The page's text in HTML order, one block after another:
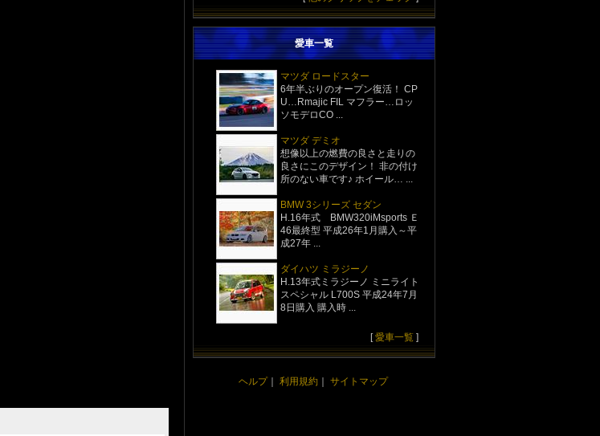
愛車一覧
マツダ ロードスター
6年半ぶりのオープン復活！ CP
U…Rmajic FIL マフラー…ロッ
ソモデロCO ...
マツダ デミオ
想像以上の燃費の良さと走りの
良さにこのデザイン！ 非の付け
所のない車です♪ ホイール… ...
BMW 3シリーズ セダン
H.16年式 BMW320iMsports Ｅ
46最終型 平成26年1月購入～平
成27年 ...
ダイハツ ミラジーノ
H.13年式ミラジーノ ミニライト
スペシャル L700S 平成24年7月
8日購入 購入時 ...
[愛車一覧 ]
ヘルプ｜ 利用規約 サイトマップ